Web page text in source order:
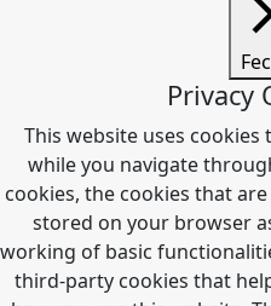
Privacy
This website uses
while you navigate
cookies, the cookies that
stored on your browser
working of basic
third-party cookies that